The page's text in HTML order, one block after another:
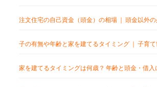
注文住宅の自己資金（頭金）の相場 ｜ 頭金以外の
子の有無や年齢と家を建てるタイミング ｜ 子育
家を建てるタイミングは何歳？ 年齢と頭金・借